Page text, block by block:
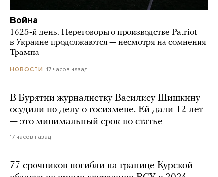
Война
1625-й день. Переговоры о производстве Patriot
в Украине продолжаются — несмотря на сомнения
Трампа
НОВОСТИ 17 часов назад
В Бурятии журналистку Василису Шишкину
осудили по делу о госизмене. Ей дали 12 лет
— это минимальный срок по статье
17 часов назад
77 срочников погибли на границе Курской